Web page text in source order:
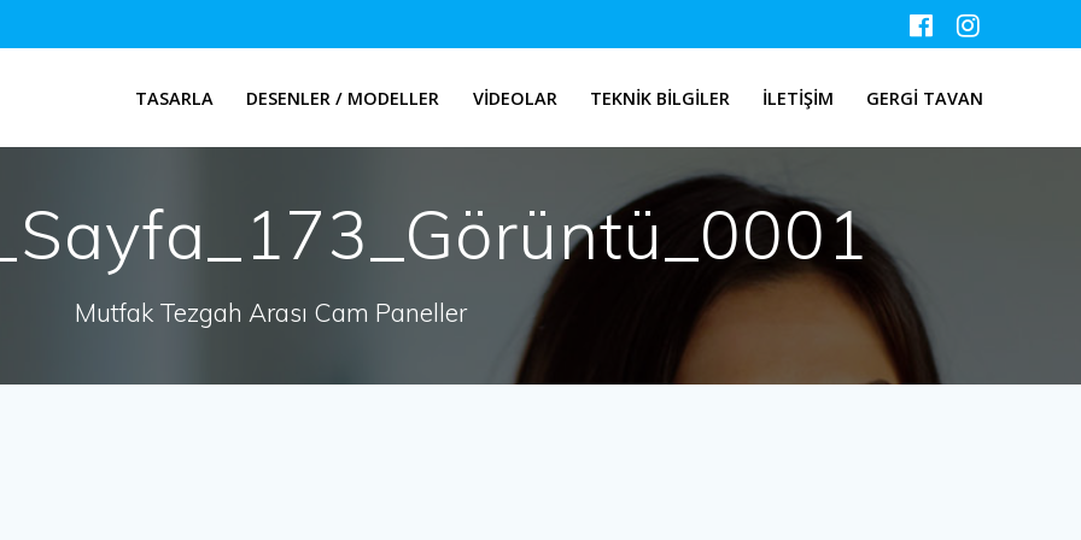
TASARLA DESENLER / MODELLER VIDEOLAR TEKNIK BILGILER İLETIŞIM GERGİ TAVAN
Mutfak Tezgah Arası Cam Paneller